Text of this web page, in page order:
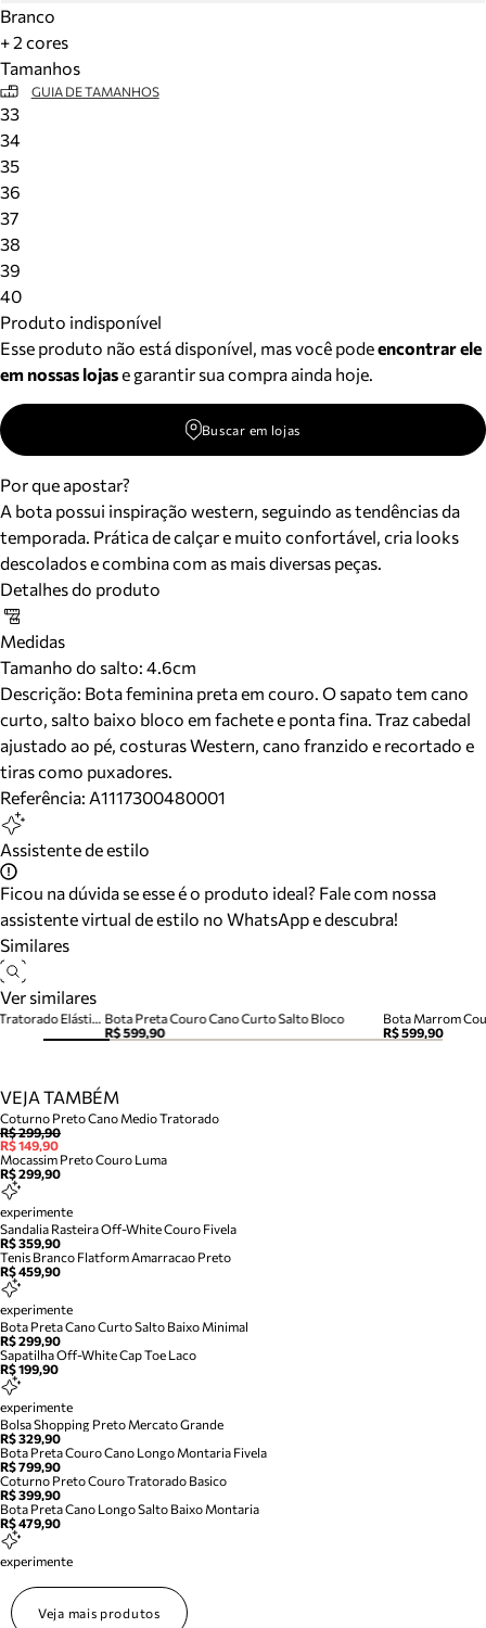
Branco
+ 2 cores
Tamanhos
GUIA DE TAMANHOS
33
34
35
36
37
38
39
40
Produto indisponível
Esse produto não está disponível, mas você podeencontrar ele
em nossas lojase garantir sua compra ainda hoje.
Buscar em lojas
Por que apostar?
A bota possui inspiração western, seguindo as tendências da
temporada. Prática de calçar e muito confortável, cria looks
descolados e combina com as mais diversas peças.
Detalhes do produto
Medidas
Tamanho do salto: 4.6cm
Descrição: Bota feminina preta em couro. O sapato tem cano
curto, salto baixo bloco em fachete e ponta fina. Traz cabedal
ajustado ao pé, costuras Western, cano franzido e recortado e
tiras como puxadores.
Referência: A1117300480001
Assistente de estilo
Ficou na dúvida se esse é o produto ideal? Fale com nossa
assistente virtual de estilo no WhatsApp e descubra!
Similares
Ver similares
Bota Preta Couro Cano Curto Salto Bloco
R$ 599,90
Bota Marrom
R$ 599,90
Bota Preta Couro Salto Bloco Tratorado Elástico
VEJA TAMBÉM
Coturno Preto Cano Medio Tratorado
R$ 299,90
R$ 149,90
Mocassim Preto Couro Luma
R$ 299,90
experimente
Sandalia Rasteira Off-White Couro Fivela
R$ 359,90
Tenis Branco Flatform Amarracao Preto
R$ 459,90
experimente
Bota Preta Cano Curto Salto Baixo Minimal
R$ 299,90
Sapatilha Off-White Cap Toe Laco
R$ 199,90
experimente
Bolsa Shopping Preto Mercato Grande
R$ 329,90
Bota Preta Couro Cano Longo Montaria Fivela
R$ 799,90
Coturno Preto Couro Tratorado Basico
R$ 399,90
Bota Preta Cano Longo Salto Baixo Montaria
R$ 479,90
experimente
Veja mais produtos